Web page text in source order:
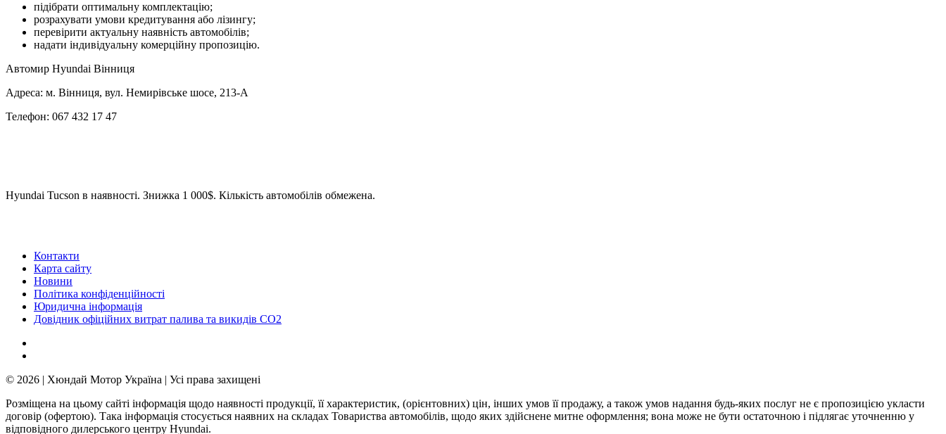
підібрати оптимальну комплектацію;
розрахувати умови кредитування або лізингу;
перевірити актуальну наявність автомобілів;
надати індивідуальну комерційну пропозицію.
Автомир Hyundai Вінниця
Адреса: м. Вінниця, вул. Немирівське шосе, 213-А
Телефон: 067 432 17 47
Hyundai Tucson в наявності. Знижка 1 000$. Кількість автомобілів обмежена.
Контакти
Карта сайту
Новини
Політика конфіденційності
Юридична інформація
Довідник офіційних витрат палива та викидів СО2
© 2026 | Хюндай Мотор Україна | Усі права захищені
Розміщена на цьому сайті інформація щодо наявності продукції, її характеристик, (орієнтовних) цін, інших умов її продажу, а також умов надання будь-яких послуг не є пропозицією укласти
договір (офертою). Така інформація стосується наявних на складах Товариства автомобілів, щодо яких здійснене митне оформлення; вона може не бути остаточною і підлягає уточненню у
відповідного дилерського центру Hyundai.